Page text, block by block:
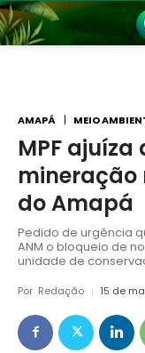
Amazônia
AMAPÁ MEIO
MPF
mineração
do Amapá
Pedido de urgência
ANM o bloqueio de
unidade de
Por Redação 15 de